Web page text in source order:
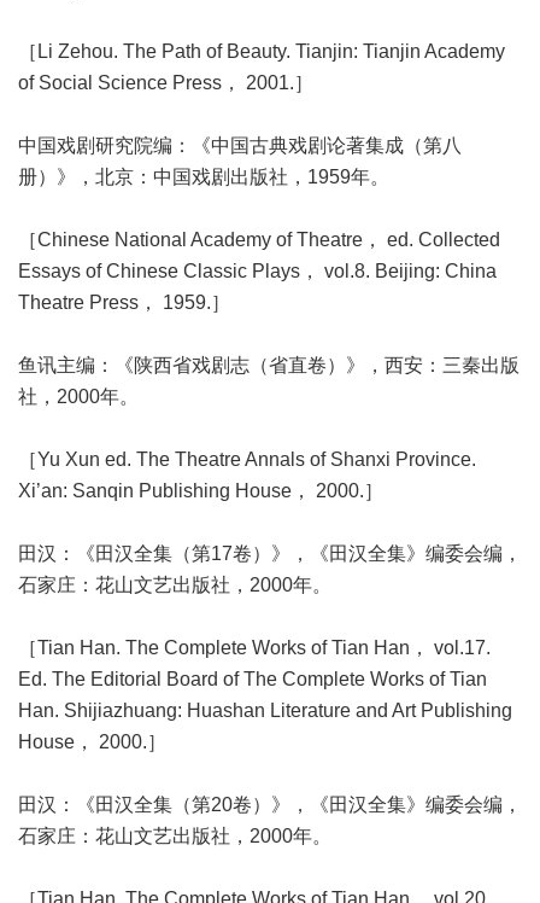
［Li Zehou. The Path of Beauty. Tianjin: Tianjin Academy
of Social Science Press， 2001.］
中国戏剧研究院编：《中国古典戏剧论著集成（第八
册）》，北京：中国戏剧出版社，1959年。
［Chinese National Academy of Theatre， ed. Collected
Essays of Chinese Classic Plays， vol.8. Beijing: China
Theatre Press， 1959.］
鱼讯主编：《陕西省戏剧志（省直卷）》，西安：三秦出版
社，2000年。
［Yu Xun ed. The Theatre Annals of Shanxi Province.
Xi’an: Sanqin Publishing House， 2000.］
田汉：《田汉全集（第17卷）》，《田汉全集》编委会编，
石家庄：花山文艺出版社，2000年。
［Tian Han. The Complete Works of Tian Han， vol.17.
Ed. The Editorial Board of The Complete Works of Tian
Han. Shijiazhuang: Huashan Literature and Art Publishing
House， 2000.］
田汉：《田汉全集（第20卷）》，《田汉全集》编委会编，
石家庄：花山文艺出版社，2000年。
［Tian Han. The Complete Works of Tian Han， vol.20.